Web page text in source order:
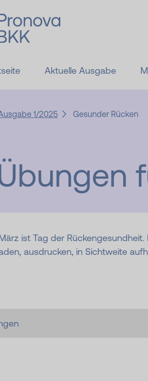
Aktuelle Ausgabe
1/2025 Gesunder Rücken
ist Tag der
ausdrucken, in Sichtweite